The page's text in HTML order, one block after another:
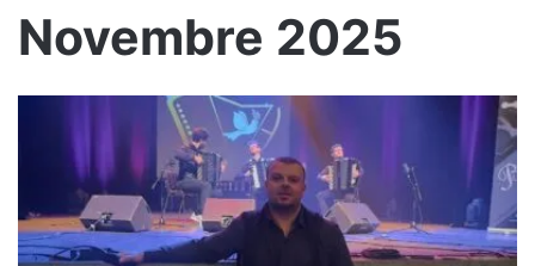
Novembre 2025